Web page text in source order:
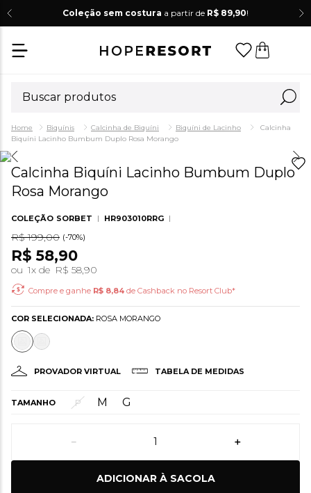
Coleção sem costura a partir de R$ 89,90!
Biquínis Calcinha de Biquíni Biquíni de Lacinho
Calcinha
Biquíni Lacinho Bumbum Duplo Rosa Morango
Calcinha Biquíni Lacinho Bumbum Duplo
Rosa Morango
COLEÇÃO SORBET HR903010RRG
R$ 199,00 (-70%)
R$ 58,90
ou 1x de R$ 58,90
Compre e ganhe R$ 8,84 de Cashback no Resort Club*
COR SELECIONADA: ROSA MORANGO
PROVADOR VIRTUAL TABELA DE MEDIDAS
TAMANHO G
M
P
＋
－
ADICIONAR À SACOLA